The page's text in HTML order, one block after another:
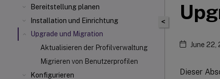
Bereitstellung planen
Installation und Einrichtung
Upgrade und Migration
Aktualisieren der Profilverwaltung
Migrieren von Benutzerprofilen
Konfigurieren
<
June 22,
Dieser